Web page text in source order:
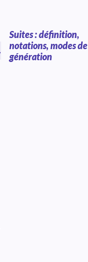
Suites : définition,
notations, modes de
génération